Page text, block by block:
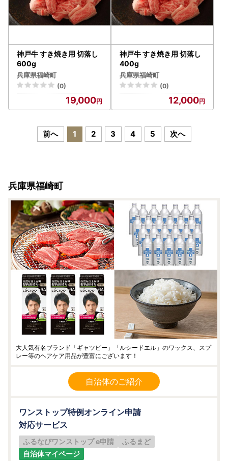
神戸牛 すき焼き用 切落し
600g
兵庫県福崎町
(0)
19,000
神戸牛 すき焼き用 切落し
400g
兵庫県福崎町
(0)
12,000
前へ 1 2 3 4 5 次へ
兵庫県福崎町
大人気有名ブランド「ギャツビー」「ルシードエル」のワックス、スプ
レー等のヘアケア用品が豊富にございます！
自治体のご紹介
ワンストップ特例オンライン申請
対応サービス
ふるなびワンストップ e申請
ふるまど
自治体マイページ